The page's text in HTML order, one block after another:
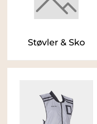
Støvler & Sko